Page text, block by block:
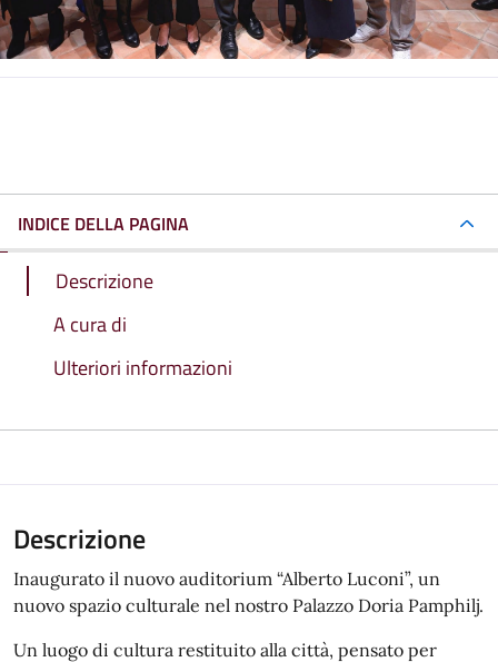
INDICE DELLA PAGINA
Descrizione
A cura di
Ulteriori informazioni
Descrizione
Inaugurato il nuovo auditorium “Alberto Luconi”, un
nuovo spazio culturale nel nostro Palazzo Doria Pamphilj.
Un luogo di cultura restituito alla città, pensato per